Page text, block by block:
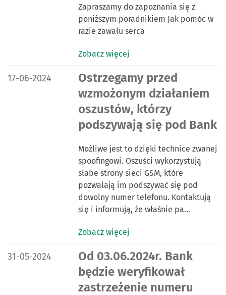
Zapraszamy do zapoznania się z
poniższym poradnikiem Jak pomóc w
razie zawału serca
Zobacz więcej
DATA PUBLIKACJI:
17-06-2024
Ostrzegamy przed
wzmożonym działaniem
oszustów, którzy
podszywają się pod Bank
Możliwe jest to dzięki technice zwanej
spoofingowi. Oszuści wykorzystują
słabe strony sieci GSM, które
pozwalają im podszywać się pod
dowolny numer telefonu. Kontaktują
się i informują, że właśnie pa…
Zobacz więcej
DATA PUBLIKACJI:
31-05-2024
Od 03.06.2024r. Bank
będzie weryfikował
zastrzeżenie numeru